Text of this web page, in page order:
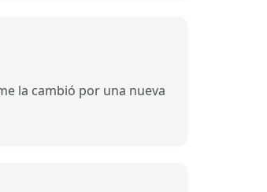
la cambió por una nueva